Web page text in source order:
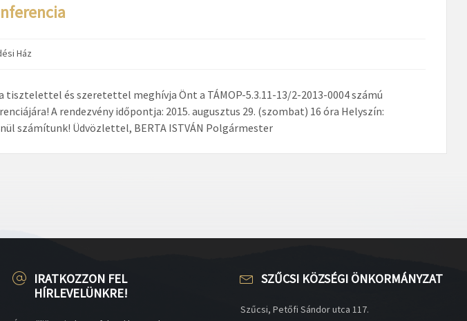
Ház
tisztelettel és szeretettel meghívja Önt a TÁMOP-5.3.11-13/2-2013-0004 számú
A rendezvény időpontja: 2015. augusztus 29. (szombat) 16 óra Helyszín:
számítunk! Üdvözlettel, BERTA ISTVÁN Polgármester
IRATKOZZON FEL
HÍRLEVELÜNKRE!
SZŰCSI KÖZSÉGI ÖNKORMÁNYZAT
Szűcsi, Petőfi Sándor utca 117.